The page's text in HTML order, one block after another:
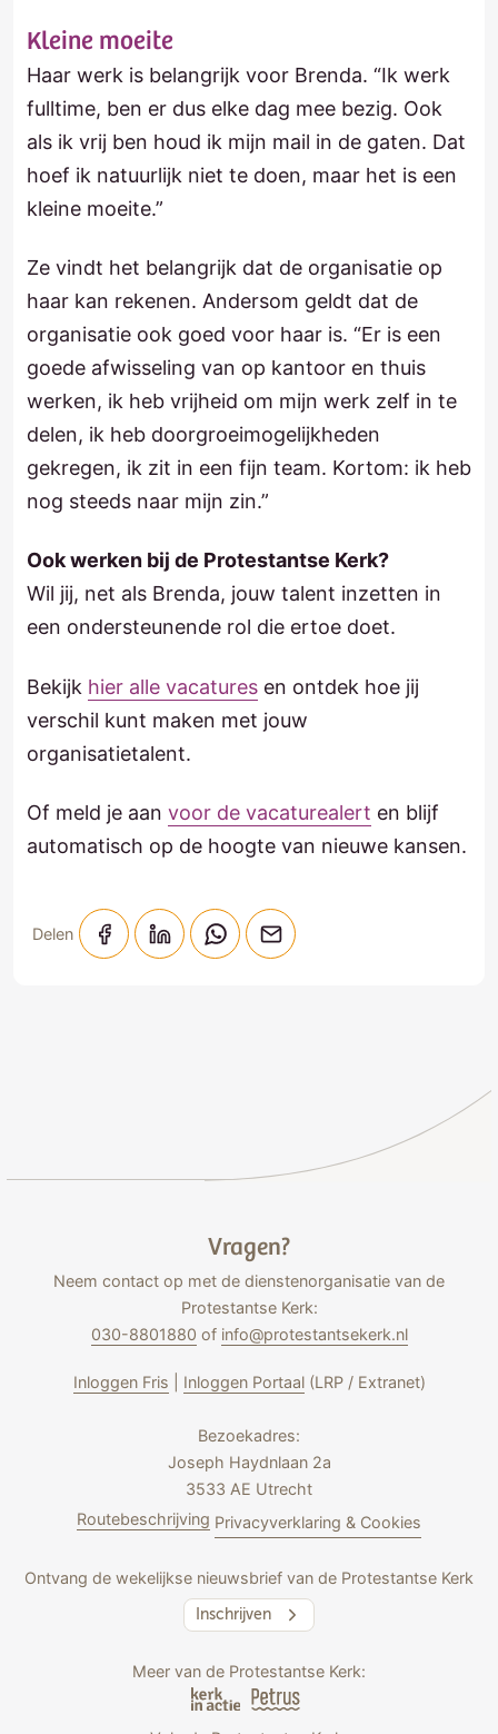
Kleine moeite
Haar werk is belangrijk voor Brenda. “Ik werk
fulltime, ben er dus elke dag mee bezig. Ook
als ik vrij ben houd ik mijn mail in de gaten. Dat
hoef ik natuurlijk niet te doen, maar het is een
kleine moeite.”
Ze vindt het belangrijk dat de organisatie op
haar kan rekenen. Andersom geldt dat de
organisatie ook goed voor haar is. “Er is een
goede afwisseling van op kantoor en thuis
werken, ik heb vrijheid om mijn werk zelf in te
delen, ik heb doorgroeimogelijkheden
gekregen, ik zit in een fijn team. Kortom: ik heb
nog steeds naar mijn zin.”
Ook werken bij de Protestantse Kerk?
Wil jij, net als Brenda, jouw talent inzetten in
een ondersteunende rol die ertoe doet.
Bekijk hier alle vacatures en ontdek hoe jij
verschil kunt maken met jouw
organisatietalent.
Of meld je aan voor de vacaturealert en blijf
automatisch op de hoogte van nieuwe kansen.
Delen
Vragen?
Neem contact op met de dienstenorganisatie van de
Protestantse Kerk:
030-8801880 of info@protestantsekerk.nl
Inloggen Fris Inloggen Portaal(LRP / Extranet)
Bezoekadres:
Joseph Haydnlaan 2a
3533 AE Utrecht
Routebeschrijving Privacyverklaring & Cookies
Ontvang de wekelijkse nieuwsbrief van de Protestantse Kerk
Inschrijven
Meer van de Protestantse Kerk: